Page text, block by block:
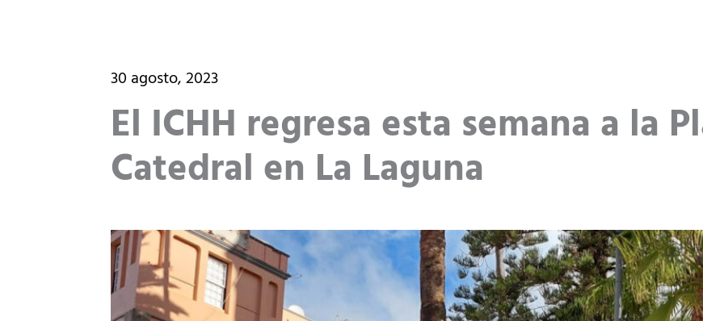
30 agosto, 2023
El ICHH regresa esta semana a la
Catedral en La Laguna